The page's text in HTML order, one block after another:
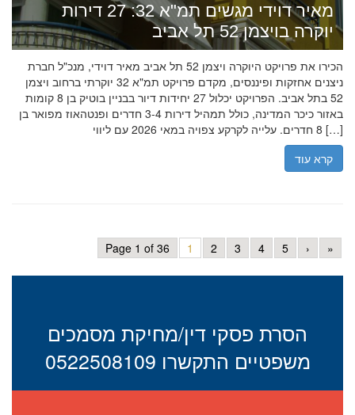
מאיר דוידי מגשים תמ"א 32: 27 דירות
יוקרה בויצמן 52 תל אביב
הכירו את פרויקט היוקרה ויצמן 52 תל אביב מאיר דוידי, מנכ"ל חברת
ניצנים אחזקות ופיננסים, מקדם פרויקט תמ"א 32 יוקרתי ברחוב ויצמן
52 בתל אביב. הפרויקט יכלול 27 יחידות דיור בבניין בוטיק בן 8 קומות
באזור כיכר המדינה, כולל תמהיל דירות 3-4 חדרים ופנטהאוז מפואר בן
8 חדרים. עלייה לקרקע צפויה במאי 2026 עם ליווי […]
קרא עוד
Page 1 of 36 1 2 3 4 5 › »
הסרת פסקי דין/מחיקת מסמכים
משפטיים התקשרו 0522508109